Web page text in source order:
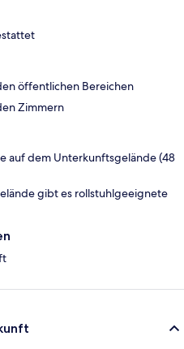
öffentlichen Bereichen
Zimmern
auf dem Unterkunftsgelände (48
gibt es rollstuhlgeeignete